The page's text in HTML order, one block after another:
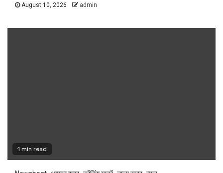
August 10, 2026 admin
1 min read